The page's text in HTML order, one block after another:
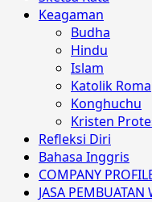
Keagaman
Budha
Hindu
Islam
Katolik Roma
Konghuchu
Kristen
Refleksi Diri
Bahasa Inggris
COMPANY
JASA PEMBUATAN